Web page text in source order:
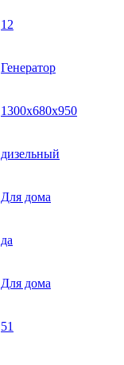
12
Генератор
1300х680х950
дизельный
Для дома
да
Для дома
51